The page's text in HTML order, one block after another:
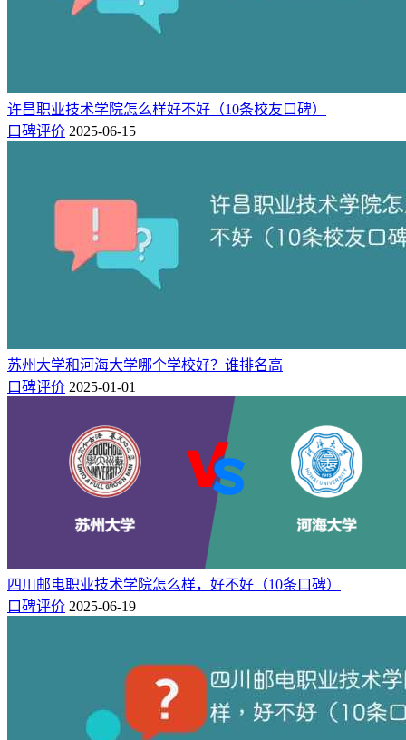
单，苏州大学位居全国第94名（研究型），河海大学位居全国
苏州大学专业排名相比河海大学高5个位
院校 专业排名 8★ 7★ 6★ 5★ 4★ 3★
苏州大学 94（研究型） 0 1 2 7 36
9
河海大学 99（研究型） 1 0 3 4 29 20
不过从具体的专业来看，两所高校都有各自独特的优势专业，
详细如下。
苏州大学王牌专业有：纺织工程（A++）等1个专业获得2024
界高水平、中国顶尖专业专业行列。
水利水电工程（A++）等1个专业获得
2024中国八星级专业（8★），跻身世界一流专业专业行列。
水文与水资源工程（A++）、港口航道与海岸工程（A+）、
环境工程（A+）等3个专业荣获2024中国六星级专业
（6★），入选世界高水平、中国顶尖专业专业行列。
三、综合对比分析
综上对比，苏州大学在综合排名上整体实力要强于河海大学！
不过在专业实力方面各有优势，如果你倾向于纺织工程、纳米
海岸工程等专业，可以选择河海大学。
许昌职业技术学院怎么样好不好（10条校友口碑）
口碑评价 2025-06-15
苏州大学和河海大学哪个学校好？谁排名高
口碑评价 2025-01-01
四川邮电职业技术学院怎么样，好不好（10条口碑）
口碑评价 2025-06-19